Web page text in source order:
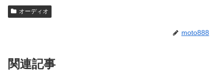
オーディオ
moto888
関連記事